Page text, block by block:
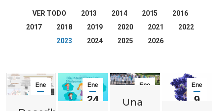
VER TODO 2013 2014 2015
2016
2017
2018 2019 2020 2021
2022
2023
2024 2025 2026
Ene Ene
24
Ene
10
Una
Ene
9